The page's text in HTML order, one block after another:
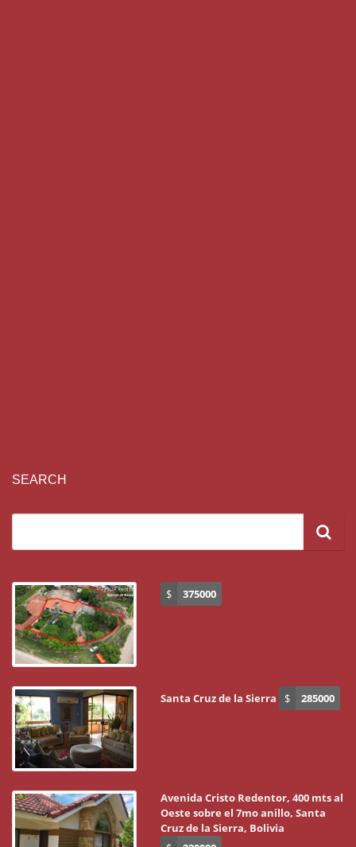
SEARCH
$ 375000
Santa Cruz de la Sierra $ 285000
Avenida Cristo Redentor, 400 mts al
Oeste sobre el 7mo anillo, Santa
Cruz de la Sierra, Bolivia